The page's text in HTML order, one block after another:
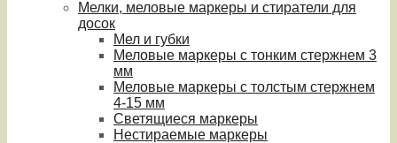
Мелки, меловые маркеры и стиратели для
досок
Мел и губки
Меловые маркеры с тонким стержнем 3
мм
Меловые маркеры с толстым стержнем
4-15 мм
Светящиеся маркеры
Нестираемые маркеры